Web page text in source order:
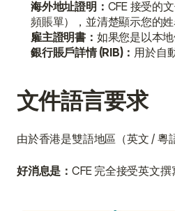
海外地址證明： CFE 接受的
頻賬單），並清楚顯示您的姓
雇主證明書： 如果您是以本
銀行賬戶詳情 (RIB)： 用於自
文件語言要求
由於香港是雙語地區（英文 / 粵
好消息是： CFE 完全接受英文